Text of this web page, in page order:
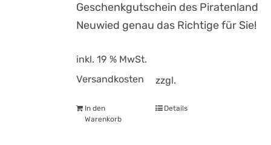
Geschenkgutschein des Piratenland
Neuwied genau das Richtige für Sie!
inkl. 19 % MwSt.
zzgl.
Versandkosten
In den
Warenkorb
Details